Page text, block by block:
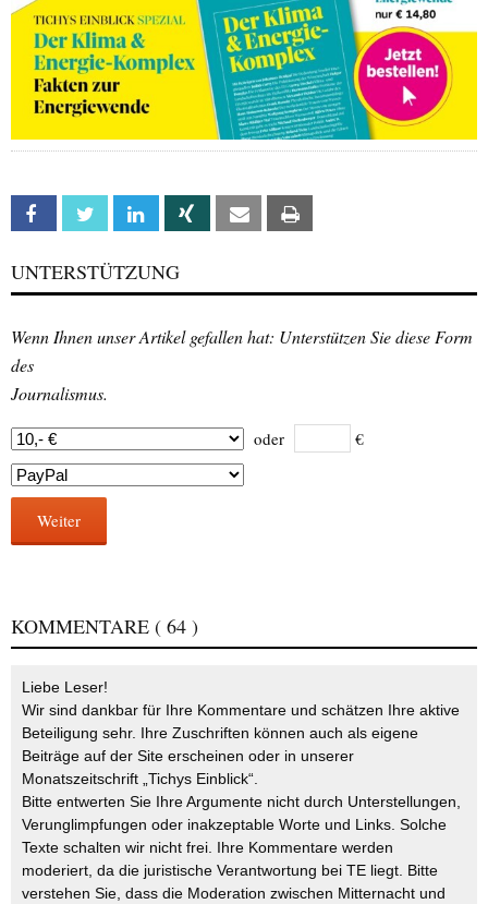
Facebook Twitter Linkedin Xing Email
UNTERSTÜTZUNG
Wenn Ihnen unser Artikel gefallen hat: Unterstützen Sie diese Form
des
Journalismus.
oder €
Weiter
KOMMENTARE ( 64 )
Liebe Leser!
Wir sind dankbar für Ihre Kommentare und schätzen Ihre aktive
Beteiligung sehr. Ihre Zuschriften können auch als eigene
Beiträge auf der Site erscheinen oder in unserer
Monatszeitschrift „Tichys Einblick“.
Bitte entwerten Sie Ihre Argumente nicht durch Unterstellungen,
Verunglimpfungen oder inakzeptable Worte und Links. Solche
Texte schalten wir nicht frei. Ihre Kommentare werden
moderiert, da die juristische Verantwortung bei TE liegt. Bitte
verstehen Sie, dass die Moderation zwischen Mitternacht und